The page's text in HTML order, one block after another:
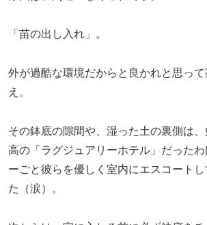
「苗の出し入れ」。
外が過酷な環境だからと良かれと思っ
え。
その鉢底の隙間や、湿った土の裏側は
高の「ラグジュアリーホテル」だった
ーごと彼らを優しく室内にエスコート
た（涙）。